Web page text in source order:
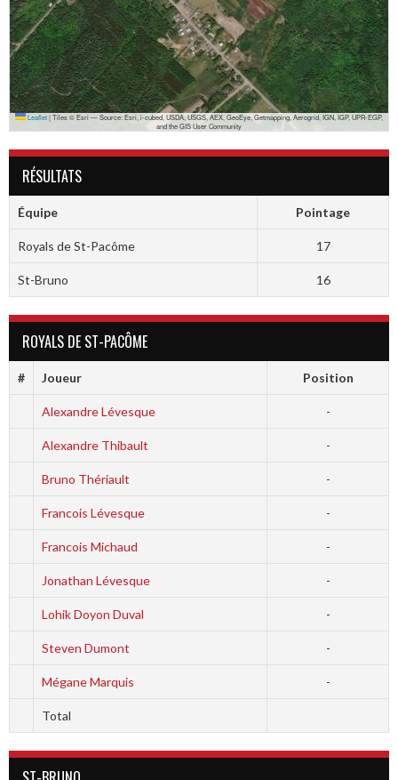
Leaflet|Tiles © Esri — Source: Esri, i-cubed, USDA, USGS, AEX, GeoEye, Getmapping, Aerogrid, IGN, IGP, UPR-EGP,
and the GIS User Community
RÉSULTATS
Équipe Pointage
Royals de St-Pacôme 17
St-Bruno 16
ROYALS DE ST-PACÔME
# Joueur Position
Alexandre Lévesque -
Alexandre Thibault -
Bruno Thériault -
Francois Lévesque -
Francois Michaud -
Jonathan Lévesque -
Lohik Doyon Duval -
Steven Dumont -
Mégane Marquis -
Total